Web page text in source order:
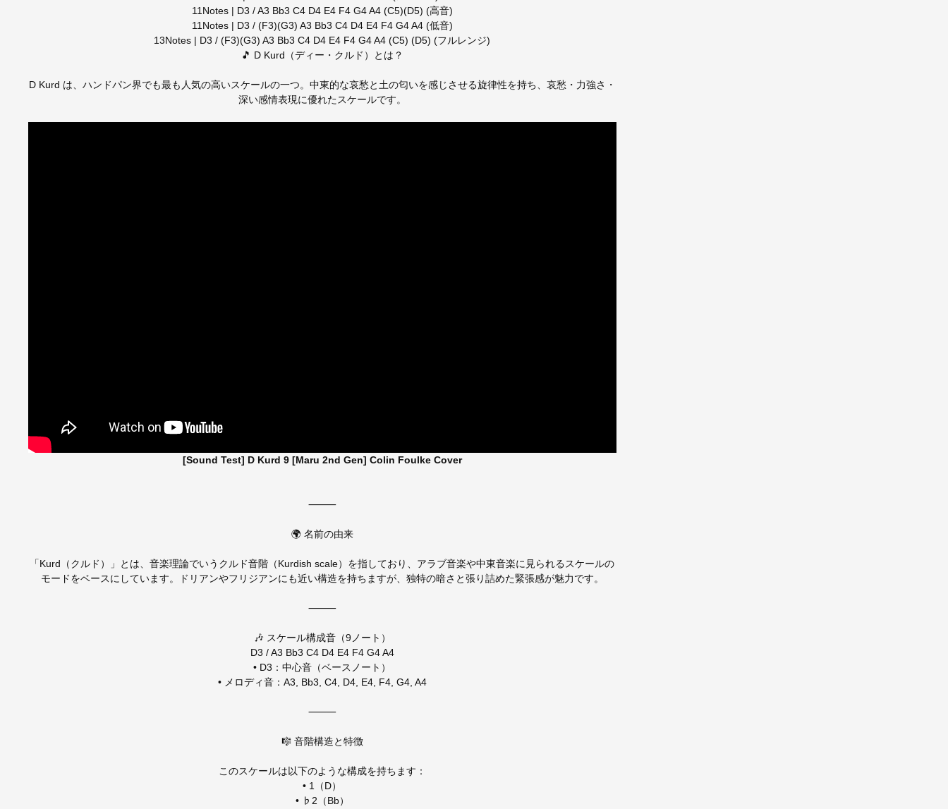
11Notes | D3 / A3 Bb3 C4 D4 E4 F4 G4 A4 (C5)(D5) (高音)
11Notes | D3 / (F3)(G3) A3 Bb3 C4 D4 E4 F4 G4 A4 (低音)
13Notes | D3 / (F3)(G3) A3 Bb3 C4 D4 E4 F4 G4 A4 (C5) (D5) (フルレンジ)
🎵 D Kurd（ディー・クルド）とは？
D Kurd は、ハンドパン界でも最も人気の高いスケールの一つ。中東的な哀愁と土の匂いを感じさせる旋律性を持ち、哀愁・力強さ・
深い感情表現に優れたスケールです。
[Sound Test] D Kurd 9 [Maru 2nd Gen] Colin Foulke Cover
⸻
🌍 名前の由来
「Kurd（クルド）」とは、音楽理論でいうクルド音階（Kurdish scale）を指しており、アラブ音楽や中東音楽に見られるスケールの
モードをベースにしています。ドリアンやフリジアンにも近い構造を持ちますが、独特の暗さと張り詰めた緊張感が魅力です。
⸻
🎶 スケール構成音（9ノート）
D3 / A3 Bb3 C4 D4 E4 F4 G4 A4
• D3：中心音（ベースノート）
• メロディ音：A3, Bb3, C4, D4, E4, F4, G4, A4
⸻
🎼 音階構造と特徴
このスケールは以下のような構成を持ちます：
• 1（D）
• ♭2（Bb）